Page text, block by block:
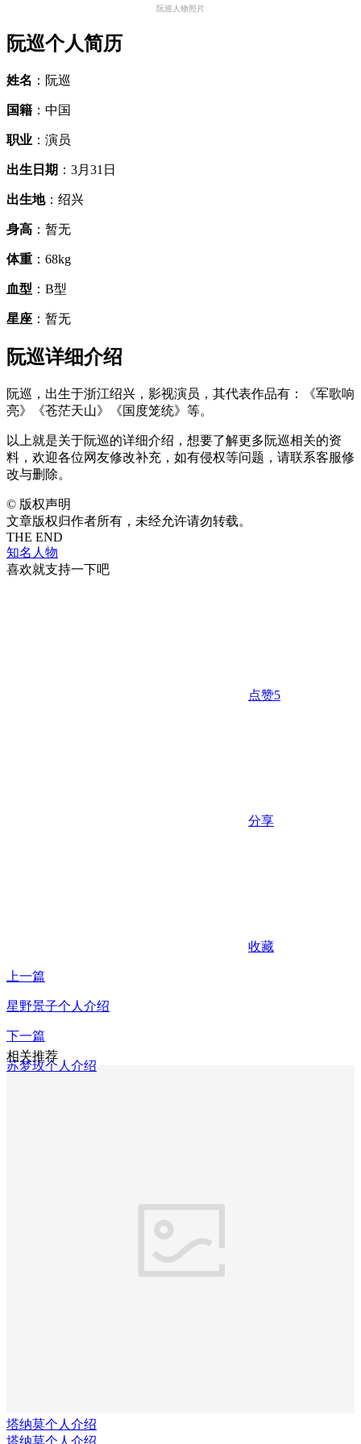
阮巡人物照片
阮巡个人简历
姓名 ：阮巡
国籍 ：中国
职业 ：演员
出生日期 ：3月31日
出生地：绍兴
身高 ：暂无
体重 ：68kg
血型 ：B型
星座 ：暂无
阮巡详细介绍
阮巡，出生于浙江绍兴，影视演员，其代表作品有：《军歌响
亮》《苍茫天山》《国度笼统》等。
以上就是关于阮巡的详细介绍，想要了解更多阮巡相关的资
料，欢迎各位网友修改补充，如有侵权等问题，请联系客服修
改与删除。
© 版权声明
文章版权归作者所有，未经允许请勿转载。
THE END
知名人物
喜欢就支持一下吧
点赞5
分享
收藏
上一篇
星野景子个人介绍
下一篇
苏梦玫个人介绍
相关推荐
塔纳莫个人介绍
塔纳莫个人介绍